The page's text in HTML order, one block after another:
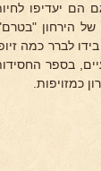
הם יעדיפו
הירחון
לברר כמה
בספר
כמזויפות.